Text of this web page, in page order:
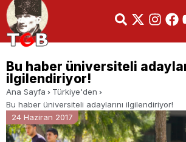
Bu haber üniversiteli
ilgilendiriyor!
Ana Sayfa
Türkiye'den
Bu haber üniversiteli adaylarını ilgilendiriyor!
24 Haziran 2017